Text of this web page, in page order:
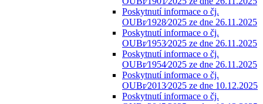
Poskytnutí informace o čj.
OUBr⁄1928⁄2025 ze dne 26.11.2025
Poskytnutí informace o čj.
OUBr⁄1953⁄2025 ze dne 26.11.2025
Poskytnutí informace o čj.
OUBr⁄1954⁄2025 ze dne 26.11.2025
Poskytnutí informace o čj.
OUBr⁄2013⁄2025 ze dne 10.12.2025
Poskytnutí informace o čj.